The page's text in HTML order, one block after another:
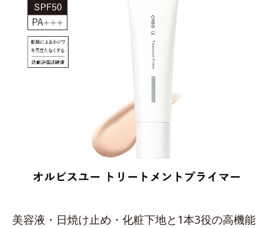
美容液・日焼け止め・化粧下地と1本3役の高機能